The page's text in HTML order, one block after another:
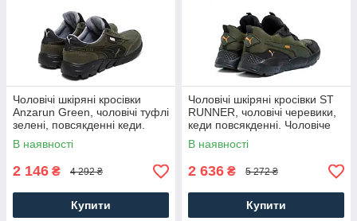
Чоловічі шкіряні кросівки
Anzarun Green, чоловічі туфлі
зелені, повсякденні кеди.
Чоловіче взуття
В наявності
2 146 ₴ 4 292 ₴
Купити
Чоловічі шкіряні кросівки ST
RUNNER, чоловічі черевики,
кеди повсякденні. Чоловіче
взуття
В наявності
2 636 ₴ 5 272 ₴
Купити